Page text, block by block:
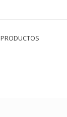
PRODUCTOS